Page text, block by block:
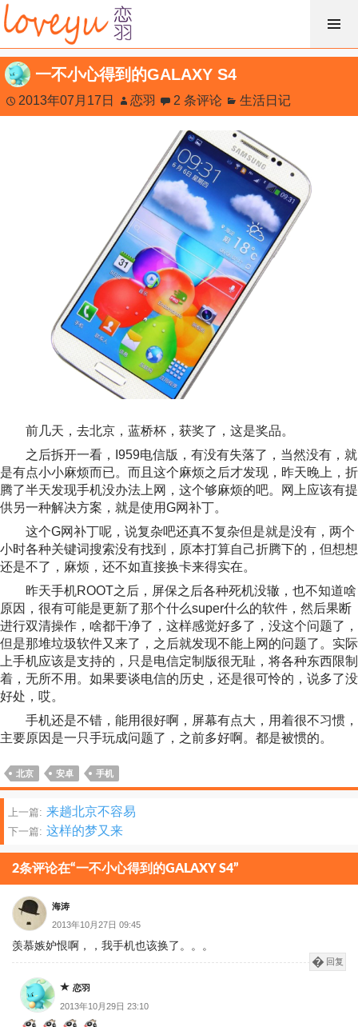
跳
过
内
容
一不小心得到的GALAXY S4
2013年07月17日 恋羽 2 条评论 生活日记
前几天，去北京，蓝桥杯，获奖了，这是奖品。
之后拆开一看，I959电信版，有没有失落了，当然没有，就
是有点小小麻烦而已。而且这个麻烦之后才发现，昨天晚上，折
腾了半天发现手机没办法上网，这个够麻烦的吧。网上应该有提
供另一种解决方案，就是使用G网补丁。
这个G网补丁呢，说复杂吧还真不复杂但是就是没有，两个
小时各种关键词搜索没有找到，原本打算自己折腾下的，但想想
还是不了，麻烦，还不如直接换卡来得实在。
昨天手机ROOT之后，屏保之后各种死机没辙，也不知道啥
原因，很有可能是更新了那个什么super什么的软件，然后果断
进行双清操作，啥都干净了，这样感觉好多了，没这个问题了，
但是那堆垃圾软件又来了，之后就发现不能上网的问题了。实际
上手机应该是支持的，只是电信定制版很无耻，将各种东西限制
着，无所不用。如果要谈电信的历史，还是很可怜的，说多了没
好处，哎。
手机还是不错，能用很好啊，屏幕有点大，用着很不习惯，
主要原因是一只手玩成问题了，之前多好啊。都是被惯的。
北京 安卓 手机
文
章
分
页
上一篇: 来趟北京不容易
下一篇: 这样的梦又来
2条评论在“一不小心得到的GALAXY S4”
海涛
2013年10月27日 09:45
羡慕嫉妒恨啊，，我手机也该换了。。。
回复
恋羽
2013年10月29日 23:10